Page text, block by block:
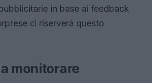
in base ai feedback
ci riserverà questo
monitorare